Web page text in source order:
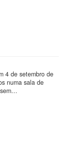
4 de setembro de
numa sala de
sem…